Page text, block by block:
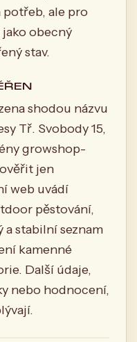
ale pro
obecný
stav.
shodou názvu
Tř. Svobody 15,
growshop-
jen
web uvádí
pěstování,
stabilní seznam
kamenné
Další údaje,
nebo hodnocení,